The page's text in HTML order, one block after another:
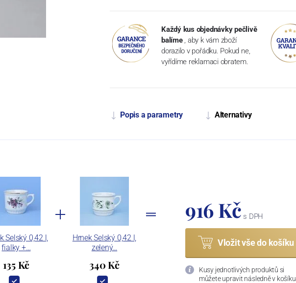
Každý kus objednávky pečlivě
balíme , aby k vám zboží
dorazilo v pořádku. Pokud ne,
vyřídíme reklamaci obratem.
Popis a parametry Alternativy
Selský 0,42 l,
fialky +…
135 Kč
Hrnek Selský 0,42 l,
zelený…
340 Kč
916 Kč s DPH
Vložit vše do košíku
Kusy jednotlivých produktů si
můžete upravit následně v košíku